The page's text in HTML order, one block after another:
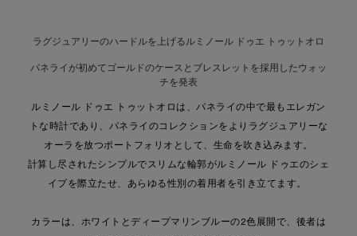
ラグジュアリーのハードルを上げるルミノール ドゥエ トゥットオロ
パネライが初めてゴールドのケースとブレスレットを採用したウォッ
チを発表
ルミノール ドゥエ トゥットオロは、パネライの中で最もエレガン
トな時計であり、パネライのコレクションをよりラグジュアリーな
オーラを放つポートフォリオとして、生命を吹き込みます。
計算し尽されたシンプルでスリムな輪郭がルミノール ドゥエのシェ
イプを際立たせ、あらゆる性別の着用者を引き立てます。
カラーは、ホワイトとディープマリンブルーの2色展開で、後者は